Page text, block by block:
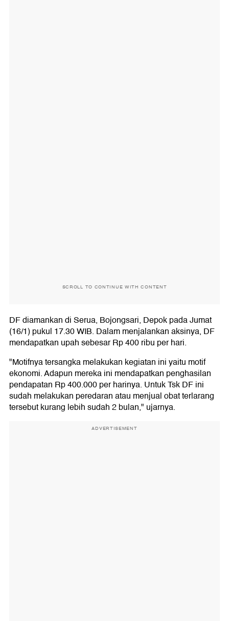
SCROLL TO CONTINUE WITH CONTENT
DF diamankan di Serua, Bojongsari, Depok pada Jumat
(16/1) pukul 17.30 WIB. Dalam menjalankan aksinya, DF
mendapatkan upah sebesar Rp 400 ribu per hari.
"Motifnya tersangka melakukan kegiatan ini yaitu motif
ekonomi. Adapun mereka ini mendapatkan penghasilan
pendapatan Rp 400.000 per harinya. Untuk Tsk DF ini
sudah melakukan peredaran atau menjual obat terlarang
tersebut kurang lebih sudah 2 bulan," ujarnya.
ADVERTISEMENT